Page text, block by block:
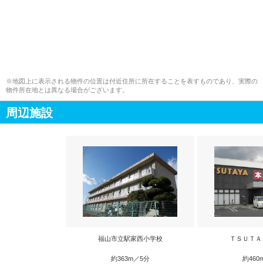
※地図上に表示される物件の位置は付近住所に所在することを表すものであり、実際の
物件所在地とは異なる場合がございます。
周辺施設
福山市立駅家西小学校
約363m／5分
ＴＳＵＴ
約